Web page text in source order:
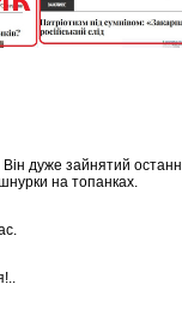
дуже зайнятий останні
на топанках.